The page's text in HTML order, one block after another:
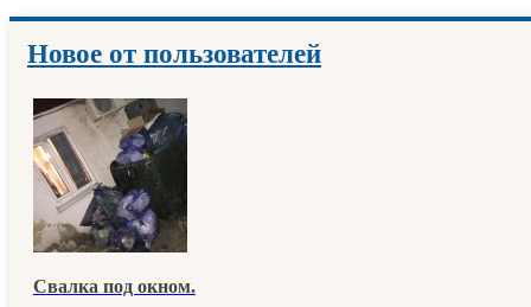
Новое от пользователей
Свалка под окном.